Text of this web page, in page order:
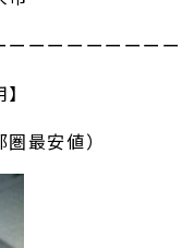
ーーーーーーー
最安値）